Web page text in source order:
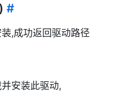
#
,成功返回驱动路径
安装此驱动,